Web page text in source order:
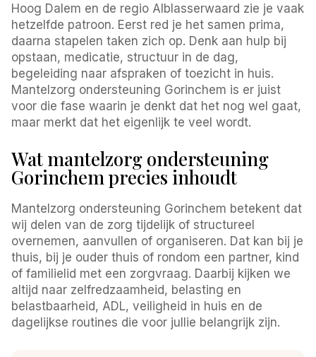
Hoog Dalem en de regio Alblasserwaard zie je vaak
hetzelfde patroon. Eerst red je het samen prima,
daarna stapelen taken zich op. Denk aan hulp bij
opstaan, medicatie, structuur in de dag,
begeleiding naar afspraken of toezicht in huis.
Mantelzorg ondersteuning Gorinchem is er juist
voor die fase waarin je denkt dat het nog wel gaat,
maar merkt dat het eigenlijk te veel wordt.
Wat mantelzorg ondersteuning
Gorinchem precies inhoudt
Mantelzorg ondersteuning Gorinchem betekent dat
wij delen van de zorg tijdelijk of structureel
overnemen, aanvullen of organiseren. Dat kan bij je
thuis, bij je ouder thuis of rondom een partner, kind
of familielid met een zorgvraag. Daarbij kijken we
altijd naar zelfredzaamheid, belasting en
belastbaarheid, ADL, veiligheid in huis en de
dagelijkse routines die voor jullie belangrijk zijn.